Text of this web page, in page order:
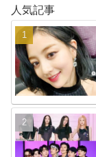
人気記事